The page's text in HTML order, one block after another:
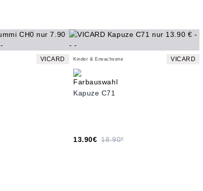
VICARD Kinder & Erwachsene VICARD
Kapuze C71
13.90€ 18.90*